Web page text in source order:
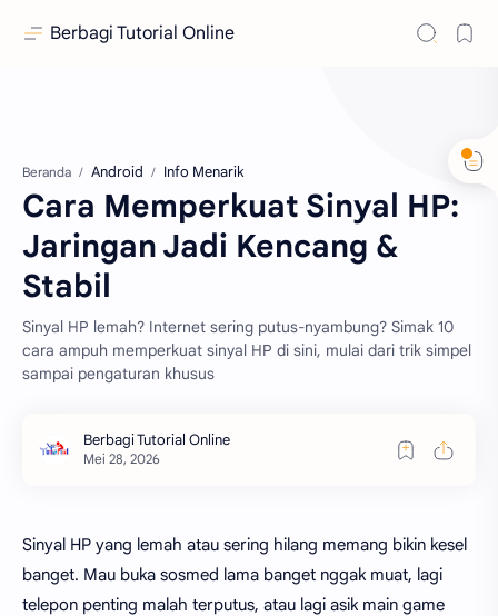
Berbagi Tutorial Online
Beranda Android Info Menarik
Cara Memperkuat Sinyal HP:
Jaringan Jadi Kencang &
Stabil
Sinyal HP lemah? Internet sering putus-nyambung? Simak 10
cara ampuh memperkuat sinyal HP di sini, mulai dari trik simpel
sampai pengaturan khusus
Sinyal HP yang lemah atau sering hilang memang bikin kesel
banget. Mau buka sosmed lama banget nggak muat, lagi
telepon penting malah terputus, atau lagi asik main game